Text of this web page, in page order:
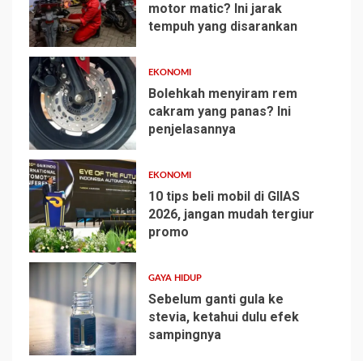
1
motor matic? Ini jarak
tempuh yang disarankan
2
EKONOMI
Bolehkah menyiram rem
cakram yang panas? Ini
penjelasannya
3
EKONOMI
10 tips beli mobil di GIIAS
2026, jangan mudah tergiur
promo
4
GAYA HIDUP
Sebelum ganti gula ke
stevia, ketahui dulu efek
sampingnya